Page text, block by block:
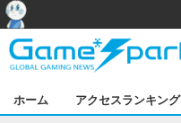
ホーム アクセスランキング